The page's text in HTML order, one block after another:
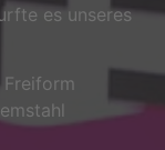
es unse­res